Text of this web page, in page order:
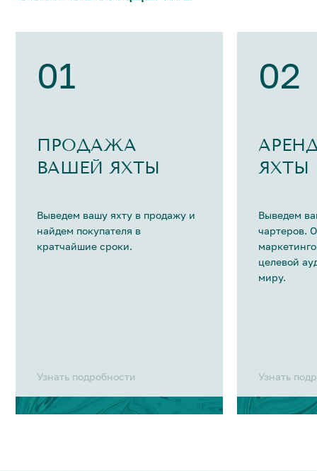
01
ПРОДАЖА
ВАШЕЙ ЯХТЫ
Выведем вашу яхту в продажу и
найдем покупателя в
кратчайшие сроки.
Узнать подробности
02
ЯХТЫ
Выведем
чартеров.
целевой
миру.
Узнать